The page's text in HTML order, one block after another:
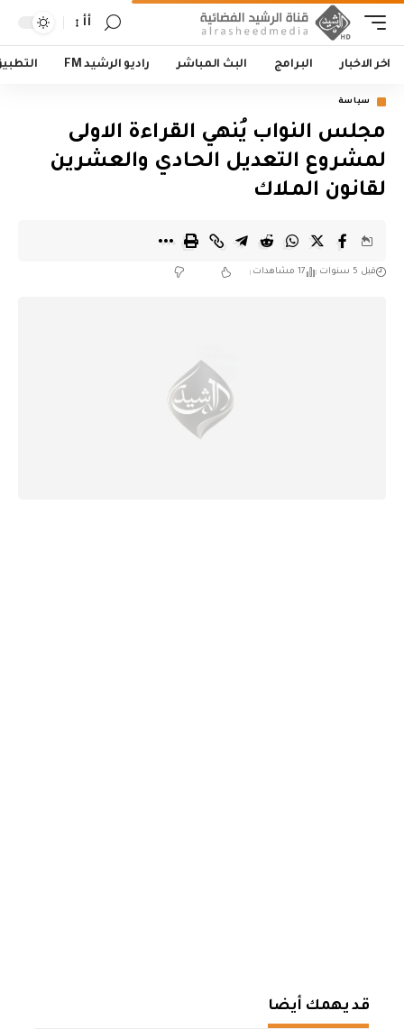
أأ
اخر الاخبار البرامج البث المباشر راديو الرشيد FM
سياسة
مجلس النواب يُنهي القراءة الاولى
لمشروع التعديل الحـادي والعشرين
لقانون المـلاك
قبل 5 سنوات 17 مشاهدات
قد يهمك أيضا